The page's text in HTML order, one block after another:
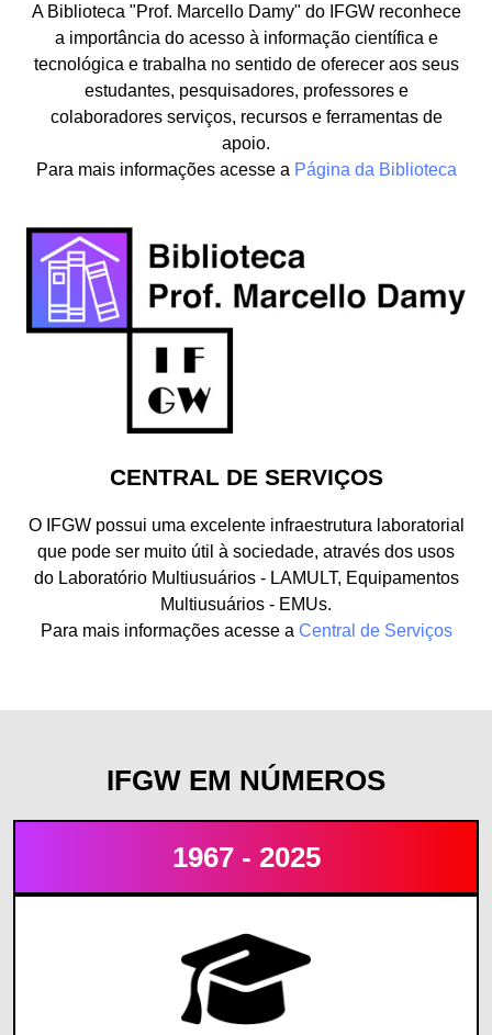
A Biblioteca "Prof. Marcello Damy" do IFGW reconhece
a importância do acesso à informação científica e
tecnológica e trabalha no sentido de oferecer aos seus
estudantes, pesquisadores, professores e
colaboradores serviços, recursos e ferramentas de
apoio.
Para mais informações acesse a Página da Biblioteca
CENTRAL DE SERVIÇOS
O IFGW possui uma excelente infraestrutura laboratorial
que pode ser muito útil à sociedade, através dos usos
do Laboratório Multiusuários - LAMULT, Equipamentos
Multiusuários - EMUs.
Para mais informações acesse a Central de Serviços
IFGW EM NÚMEROS
1967 - 2025